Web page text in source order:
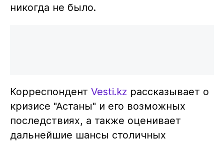
никогда не было.
Корреспондент Vesti.kz рассказывает о
кризисе "Астаны" и его возможных
последствиях, а также оценивает
дальнейшие шансы столичных